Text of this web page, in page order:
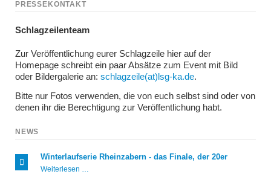
PRESSEKONTAKT
Schlagzeilenteam
Zur Veröffentlichung eurer Schlagzeile hier auf der
Homepage schreibt ein paar Absätze zum Event mit Bild
oder Bildergalerie an: schlagzeile(at)lsg-ka.de.
Bitte nur Fotos verwenden, die von euch selbst sind oder von
denen ihr die Berechtigung zur Veröffentlichung habt.
NEWS
Winterlaufserie Rheinzabern - das Finale, der 20er
Weiterlesen …